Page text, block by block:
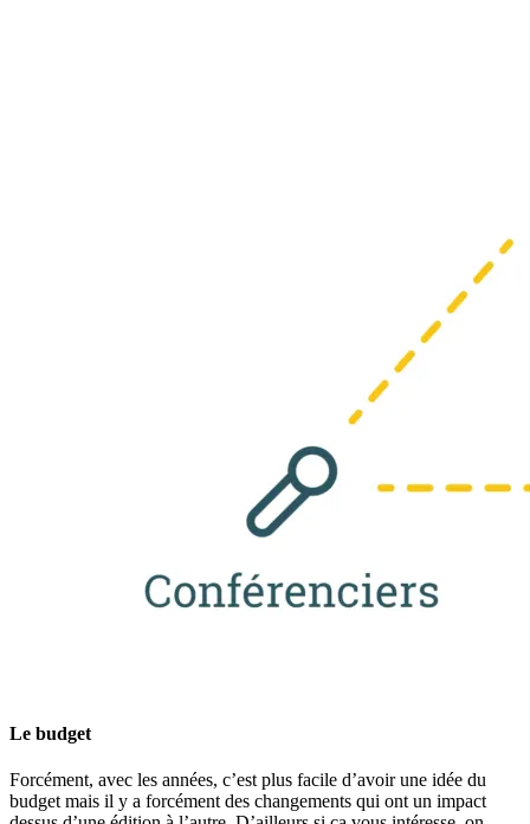
Le budget
Forcément, avec les années, c’est plus facile d’avoir une idée du
budget mais il y a forcément des changements qui ont un impact